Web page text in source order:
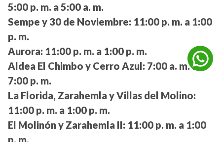
5:00 p. m. a 5:00 a. m.
Sempe y 30 de Noviembre: 11:00 p. m. a 1:00
p. m.
Aurora: 11:00 p. m. a 1:00 p. m.
Aldea El Chimbo y Cerro Azul: 7:00 a. m. a
7:00 p. m.
La Florida, Zarahemla y Villas del Molino:
11:00 p. m. a 1:00 p. m.
El Molinón y Zarahemla II: 11:00 p. m. a 1:00
p. m.